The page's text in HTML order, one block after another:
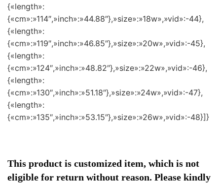
{«length»:
{«cm»:»114″,»inch»:»44.88″},»size»:»18w»,»vid»:-44},
{«length»:
{«cm»:»119″,»inch»:»46.85″},»size»:»20w»,»vid»:-45},
{«length»:
{«cm»:»124″,»inch»:»48.82″},»size»:»22w»,»vid»:-46},
{«length»:
{«cm»:»130″,»inch»:»51.18″},»size»:»24w»,»vid»:-47},
{«length»:
{«cm»:»135″,»inch»:»53.15″},»size»:»26w»,»vid»:-48}]}
This product is customized item, which is not
eligible for return without reason. Please kindly